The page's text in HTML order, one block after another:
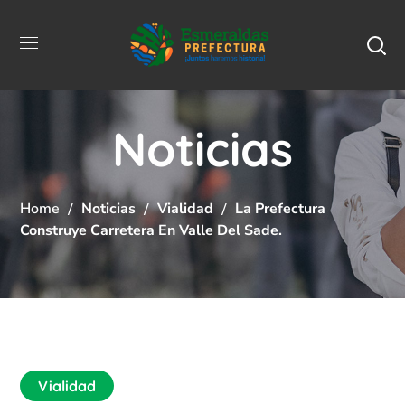
Noticias
Home Noticias Vialidad
La Prefectura
Construye Carretera En Valle Del Sade.
Vialidad